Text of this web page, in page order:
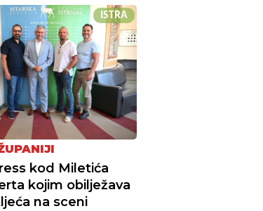
ISTRA
kod Miletića
kojim obilježava
na sceni